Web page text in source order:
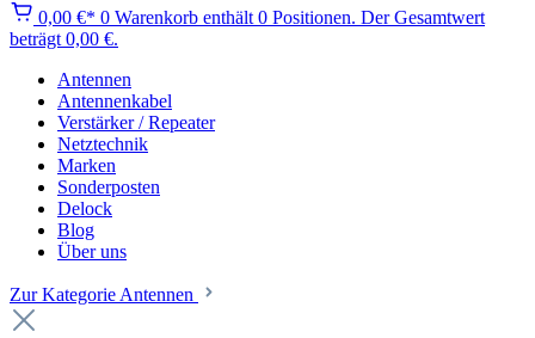
0,00 €* 0 Warenkorb enthält 0 Positionen. Der Gesamtwert
beträgt 0,00 €.
Antennen
Antennenkabel
Verstärker / Repeater
Netztechnik
Marken
Sonderposten
Delock
Blog
Über uns
Zur Kategorie Antennen